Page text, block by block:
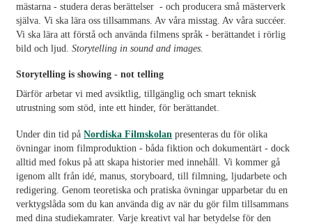
mästarna - studera deras berättelser - och producera små mästerverk
själva. Vi ska lära oss tillsammans. Av våra misstag. Av våra succéer.
Vi ska lära att förstå och använda filmens språk - berättandet i rörlig
bild och ljud.Storytelling in sound and images.
Storytelling is showing - not telling
Därför arbetar vi med avsiktlig, tillgänglig och smart teknisk
utrustning som stöd, inte ett hinder, för berättandet.
Under din tid påNordiska Filmskolan presenteras du för olika
övningar inom filmproduktion - båda fiktion och dokumentärt - dock
alltid med fokus på att skapa historier med innehåll. Vi kommer gå
igenom allt från idé, manus, storyboard, till filmning, ljudarbete och
redigering. Genom teoretiska och pratiska övningar upparbetar du en
verktygslåda som du kan använda dig av när du gör film tillsammans
med dina studiekamrater. Varje kreativt val har betydelse för den